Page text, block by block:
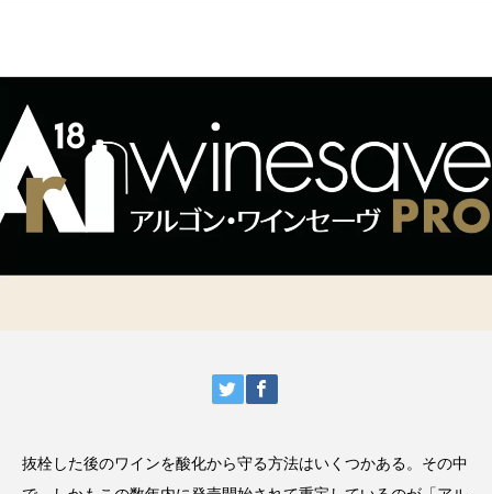
抜栓した後のワインを酸化から守る方法はいくつかある。その中